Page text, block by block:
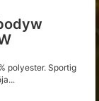
polyester. Sportig